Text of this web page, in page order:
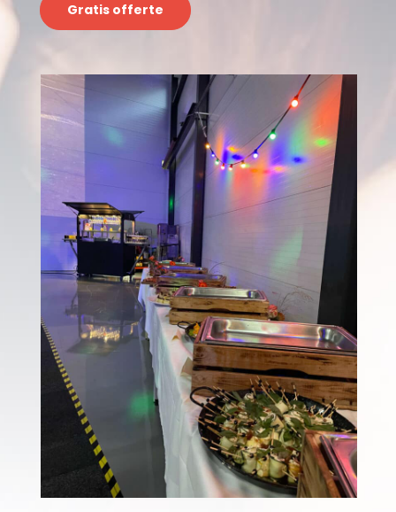
Gratis offerte